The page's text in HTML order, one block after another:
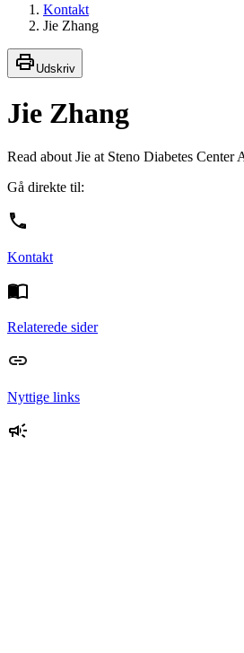
Kontakt
Jie Zhang
Udskriv
Jie Zhang
Read about Jie at Steno Diabetes Center
Gå direkte til:
Kontakt
Relaterede sider
Nyttige links